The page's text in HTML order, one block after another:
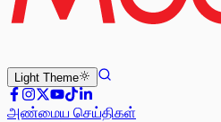
Light Theme
அண்மைய செய்திகள்